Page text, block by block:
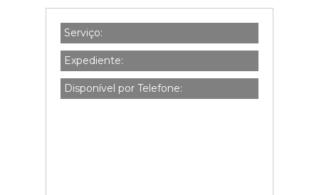
Serviço:
Expediente:
Disponível por Telefone: